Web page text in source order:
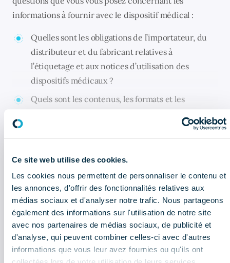
Ce site web utilise des cookies.
Les cookies nous permettent de personnaliser le contenu et
les annonces, d'offrir des fonctionnalités relatives aux
médias sociaux et d'analyser notre trafic. Nous partageons
également des informations sur l'utilisation de notre site
avec nos partenaires de médias sociaux, de publicité et
d'analyse, qui peuvent combiner celles-ci avec d'autres
informations que vous leur avez fournies ou qu'ils ont
informations à fournir avec le dispositif médical :
Quelles sont les obligations de l’importateur, du
distributeur et du fabricant relatives à
l’étiquetage et aux notices d’utilisation des
dispositifs médicaux ?
Quels sont les contenus, les formats et les
Dans quelles conditions un fabricant peut-il
Comment démontrer la conformité des
étiquetages et des notices ?
CELA PEUT AUSSI VOUS INTÉRESSER
Bulletin économique : que retenir
du 2ème trimestre 2026 ?